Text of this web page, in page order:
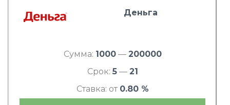
Деньга
Сумма: 1000— 200000
Срок: 5— 21
Ставка: от 0.80 %